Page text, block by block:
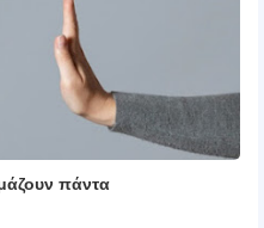
πάντα